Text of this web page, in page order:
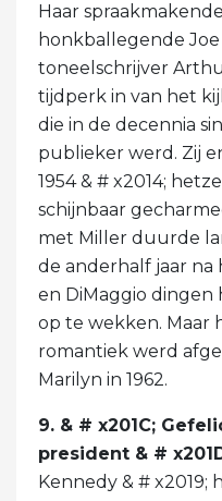
Haar
honkballegende
toneelschrijver
tijdperk in van het
die in de decennia
publieker werd. Zij
1954 & # x2014;
schijnbaar
met Miller duurde
de anderhalf jaar na
en DiMaggio
op te wekken. Maar
romantiek werd
Marilyn in 1962.
9. & # x201C;
president & #
Kennedy & #